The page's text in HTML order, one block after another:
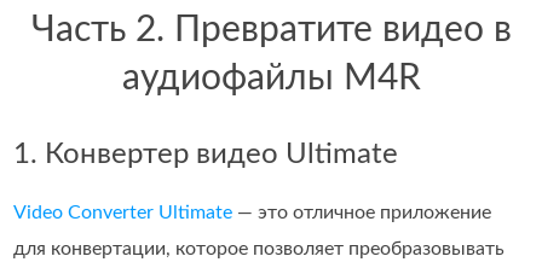
Часть 2. Превратите видео в
аудиофайлы M4R
1. Конвертер видео Ultimate
Video Converter Ultimate — это отличное приложение
для конвертации, которое позволяет преобразовывать